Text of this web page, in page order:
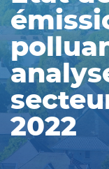
2022